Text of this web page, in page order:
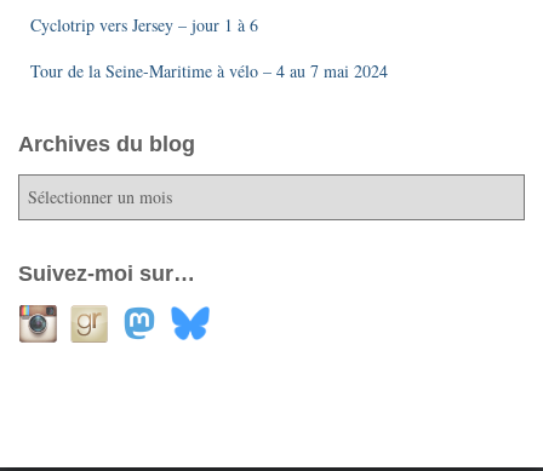
Cyclotrip vers Jersey – jour 1 à 6
Tour de la Seine-Maritime à vélo – 4 au 7 mai 2024
Archives du blog
h
v
e
Suivez-moi sur…